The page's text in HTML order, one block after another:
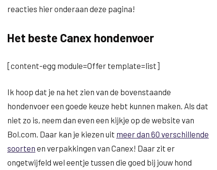
reacties hier onderaan deze pagina!
Het beste Canex hondenvoer
[content-egg module=Offer template=list]
Ik hoop dat je na het zien van de bovenstaande
hondenvoer een goede keuze hebt kunnen maken. Als dat
niet zo is, neem dan even een kijkje op de website van
Bol.com. Daar kan je kiezen uit meer dan 60 verschillende
soorten en verpakkingen van Canex! Daar zit er
ongetwijfeld wel eentje tussen die goed bij jouw hond